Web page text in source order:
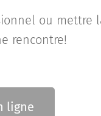
ou mettre
rencontre!
ligne